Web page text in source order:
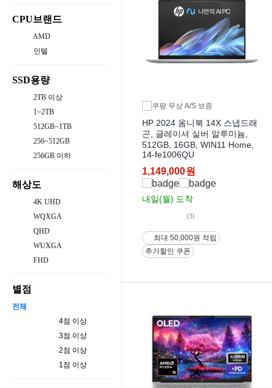
CPU브랜드
AMD
인텔
SSD용량
2TB 이상
1~2TB
512GB~1TB
256~512GB
256GB 이하
해상도
4K UHD
WQXGA
QHD
WUXGA
FHD
별점
전체
4점 이상
3점 이상
2점 이상
1점 이상
HP 2024 옴니북 14X 스냅드래
곤, 글레이셔 실버 알루미늄,
512GB, 16GB, WIN11 Home,
14-fe1006QU
1,149,000원
내일(월) 도착
(3)
최대 50,000원 적립
추가할인 쿠폰